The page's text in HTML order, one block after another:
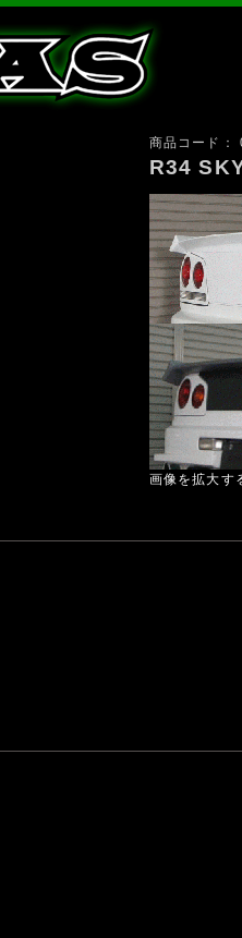
商品コード：
R34
画像を拡大す